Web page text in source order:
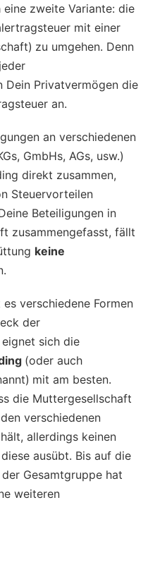
zweite Variante: die
mit einer
zu umgehen. Denn
Dein Privatvermögen die
an.
an verschiedenen
GmbHs, AGs, usw.)
direkt zusammen,
Steuervorteilen
Beteiligungen in
zusammengefasst, fällt
keine
verschiedene Formen
der
sich die
(oder auch
mit am besten.
die Muttergesellschaft
verschiedenen
allerdings keinen
ausübt. Bis auf die
Gesamtgruppe hat
weiteren